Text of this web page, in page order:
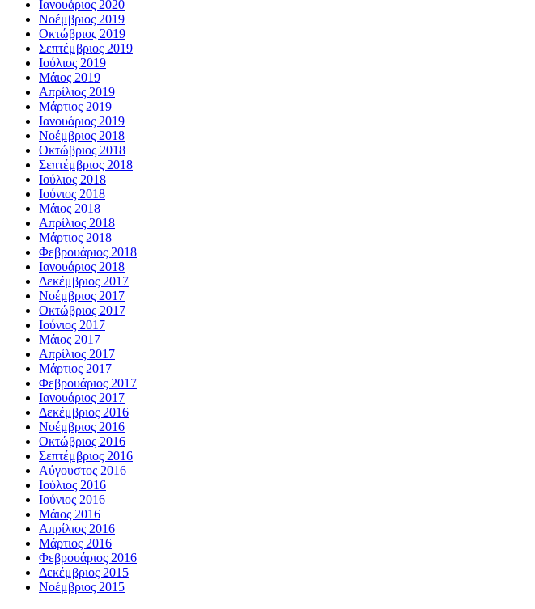
Ιανουάριος 2020
Νοέμβριος 2019
Οκτώβριος 2019
Σεπτέμβριος 2019
Ιούλιος 2019
Μάιος 2019
Απρίλιος 2019
Μάρτιος 2019
Ιανουάριος 2019
Νοέμβριος 2018
Οκτώβριος 2018
Σεπτέμβριος 2018
Ιούλιος 2018
Ιούνιος 2018
Μάιος 2018
Απρίλιος 2018
Μάρτιος 2018
Φεβρουάριος 2018
Ιανουάριος 2018
Δεκέμβριος 2017
Νοέμβριος 2017
Οκτώβριος 2017
Ιούνιος 2017
Μάιος 2017
Απρίλιος 2017
Μάρτιος 2017
Φεβρουάριος 2017
Ιανουάριος 2017
Δεκέμβριος 2016
Νοέμβριος 2016
Οκτώβριος 2016
Σεπτέμβριος 2016
Αύγουστος 2016
Ιούλιος 2016
Ιούνιος 2016
Μάιος 2016
Απρίλιος 2016
Μάρτιος 2016
Φεβρουάριος 2016
Δεκέμβριος 2015
Νοέμβριος 2015